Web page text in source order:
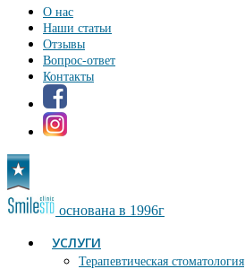
О нас
Наши статьи
Отзывы
Вопрос-ответ
Контакты
основана в 1996г
УСЛУГИ
Терапевтическая стоматология